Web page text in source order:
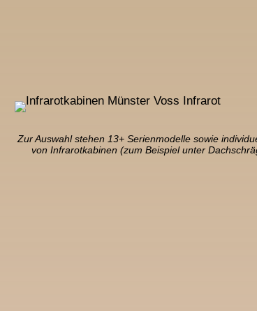
Zur Auswahl stehen 13+ Serienmodelle sowie
von Infrarotkabinen (zum Beispiel unter